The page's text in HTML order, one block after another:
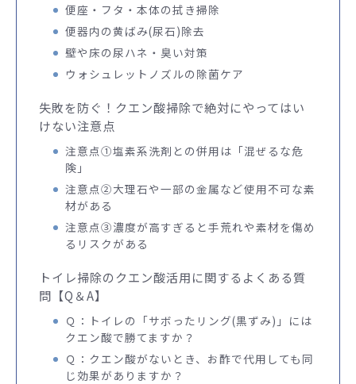
便座・フタ・本体の拭き掃除
便器内の黄ばみ(尿石)除去
壁や床の尿ハネ・臭い対策
ウォシュレットノズルの除菌ケア
失敗を防ぐ！クエン酸掃除で絶対にやってはい
けない注意点
注意点①塩素系洗剤との併用は「混ぜるな危
険」
注意点②大理石や一部の金属など使用不可な素
材がある
注意点③濃度が高すぎると手荒れや素材を傷め
るリスクがある
トイレ掃除のクエン酸活用に関するよくある質
問【Q＆A】
Ｑ：トイレの「サボったリング(黒ずみ)」には
クエン酸で勝てますか？
Ｑ：クエン酸がないとき、お酢で代用しても同
じ効果がありますか？